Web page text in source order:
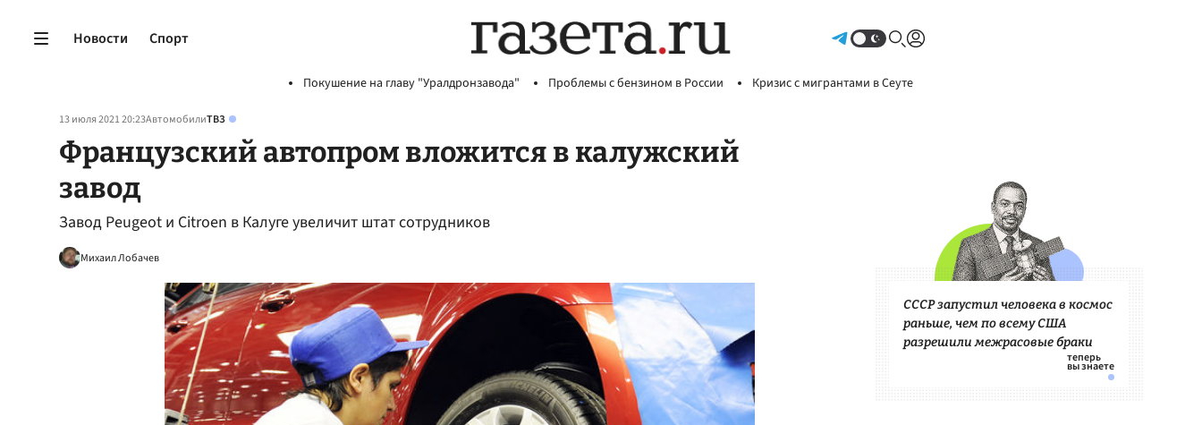
Новости Спорт
Покушение на главу "Уралдронзавода" Проблемы с бензином в России Кризис с мигрантами в Сеуте
13 июля 2021 20:23АвтомобилиТВЗ
Французский автопром вложится в калужский
завод
Завод Peugeot и Citroen в Калуге увеличит штат сотрудников
Михаил Лобачев
СССР запустил человека в космос
раньше, чем по всему США
разрешили межрасовые браки